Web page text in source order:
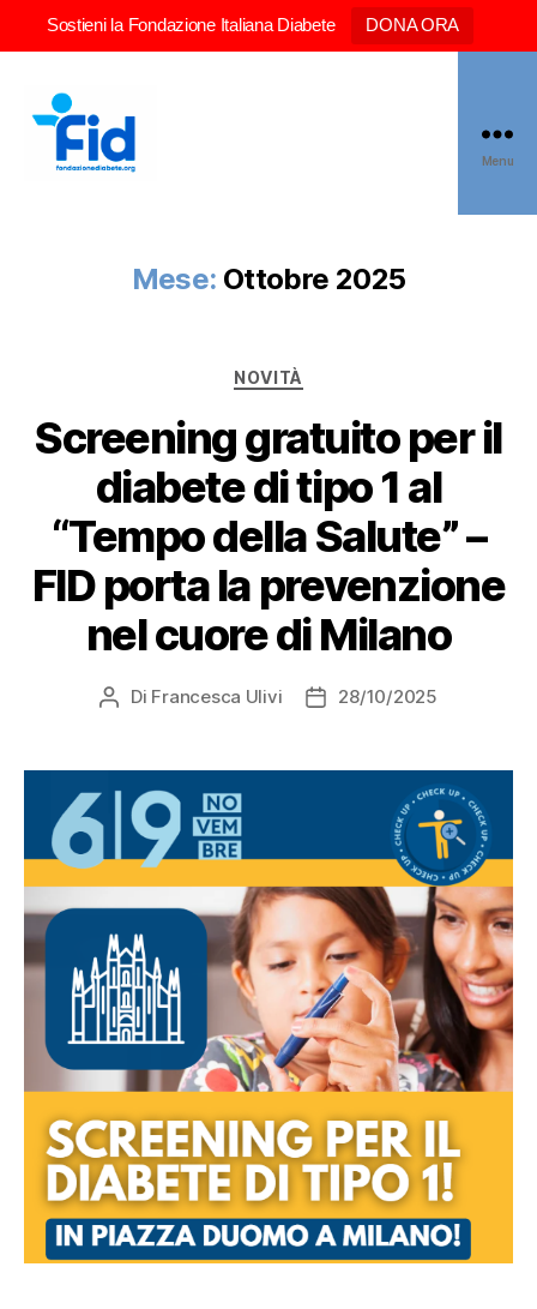
Sostieni la Fondazione Italiana Diabete DONA ORA
Menu
Mese: Ottobre 2025
NOVITÀ
Screening gratuito per il
diabete di tipo 1 al
“Tempo della Salute” –
FID porta la prevenzione
nel cuore di Milano
Di Francesca Ulivi 28/10/2025